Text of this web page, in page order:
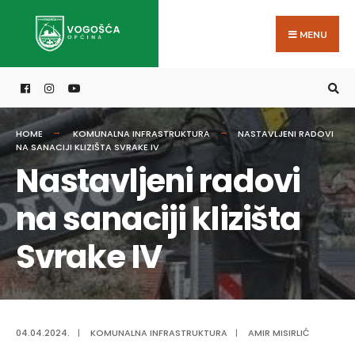
MENU
HOME KOMUNALNA INFRASTRUKTURA
NASTAVLJENI RADOVI
NA SANACIJI KLIZIŠTA SVRAKE IV
Nastavljeni radovi
na sanaciji klizišta
Svrake IV
04.04.2024. | KOMUNALNA INFRASTRUKTURA | AMIR MISIRLIĆ
for: